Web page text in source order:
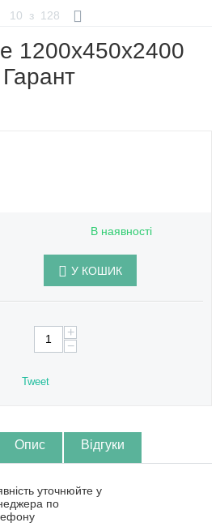
10
з 128
1200х450х2400
Гарант
В наявності
У КОШИК
+
−
Tweet
Опис Відгуки
уточнюйте у
по